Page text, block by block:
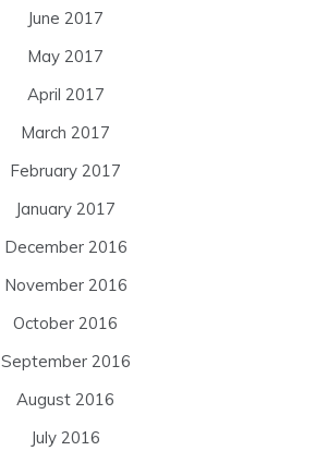
June 2017
May 2017
April 2017
March 2017
February 2017
January 2017
December 2016
November 2016
October 2016
September 2016
August 2016
July 2016